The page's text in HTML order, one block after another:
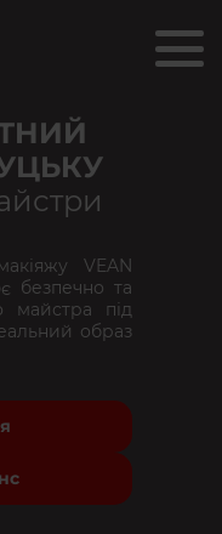
VEAN
безпечно та
майстра під
образ